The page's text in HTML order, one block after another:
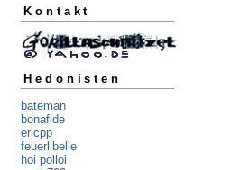
Kontakt
Hedonisten
bateman
bonafide
ericpp
feuerlibelle
hoi polloi